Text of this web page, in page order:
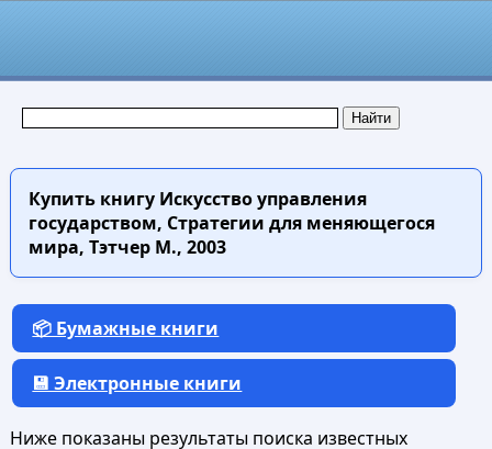
Купить книгуИскусство управления
государством, Стратегии для меняющегося
мира, Тэтчер М., 2003
📦 Бумажные книги
💾 Электронные книги
Ниже показаны результаты поиска известных